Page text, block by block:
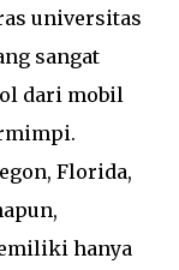
universitas
sangat
dari mobil
Florida,
hanya